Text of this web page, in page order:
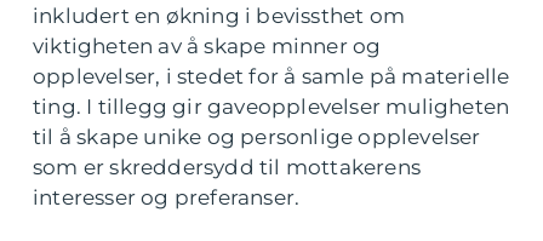
inkludert en økning i bevissthet om
viktigheten av å skape minner og
opplevelser, i stedet for å samle på materielle
ting. I tillegg gir gaveopplevelser muligheten
til å skape unike og personlige opplevelser
som er skreddersydd til mottakerens
interesser og preferanser.